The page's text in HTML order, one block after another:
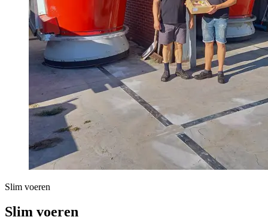
Slim voeren
Slim voeren